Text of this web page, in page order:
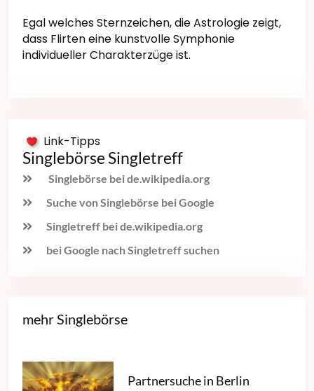
Egal welches Sternzeichen, die Astrologie zeigt,
dass Flirten eine kunstvolle Symphonie
individueller Charakterzüge ist.
Link-Tipps
Singlebörse Singletreff
Singlebörse bei de.wikipedia.org
Suche von Singlebörse bei Google
Singletreff bei de.wikipedia.org
bei Google nach Singletreff suchen
mehr Singlebörse
Partnersuche in Berlin